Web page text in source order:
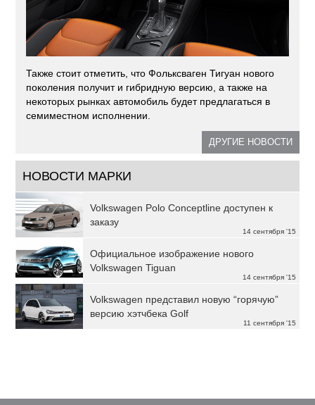
Также стоит отметить, что Фольксваген Тигуан нового
поколения получит и гибридную версию, а также на
некоторых рынках автомобиль будет предлагаться в
семиместном исполнении.
ДРУГИЕ НОВОСТИ
НОВОСТИ МАРКИ
14 сентября '15
Volkswagen Polo Conceptline доступен к
заказу
14 сентября '15
Официальное изображение нового
Volkswagen Tiguan
11 сентября '15
Volkswagen представил новую “горячую”
версию хэтчбека Golf